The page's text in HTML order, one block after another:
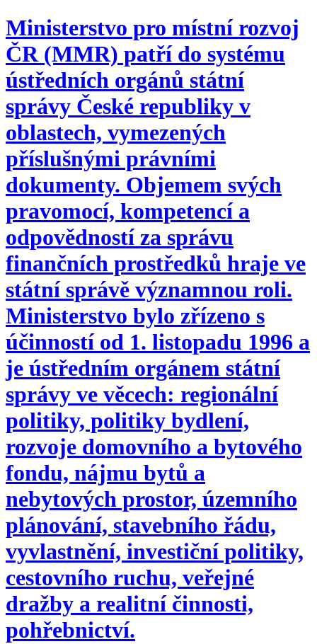
Ministerstvo pro místní rozvoj
ČR (MMR) patří do systému
ústředních orgánů státní
správy České republiky v
oblastech, vymezených
příslušnými právními
dokumenty. Objemem svých
pravomocí, kompetencí a
odpovědností za správu
finančních prostředků hraje ve
státní správě významnou roli.
Ministerstvo bylo zřízeno s
účinností od 1. listopadu 1996 a
je ústředním orgánem státní
správy ve věcech: regionální
politiky, politiky bydlení,
rozvoje domovního a bytového
fondu, nájmu bytů a
nebytových prostor, územního
plánování, stavebního řádu,
vyvlastnění, investiční politiky,
cestovního ruchu, veřejné
dražby a realitní činnosti,
pohřebnictví.